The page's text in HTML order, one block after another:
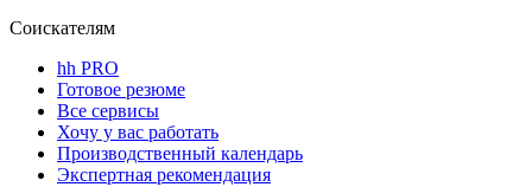
Соискателям
hh PRO
Готовое резюме
Все сервисы
Хочу у вас работать
Производственный календарь
Экспертная рекомендация